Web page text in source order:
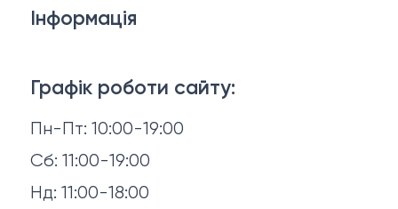
Графік роботи сайту:
Пн-Пт: 10:00-19:00
Сб: 11:00-19:00
Нд: 11:00-18:00
Матраци
Аксесуари для сну
Інформація
Повернення й обмін
Відгуки